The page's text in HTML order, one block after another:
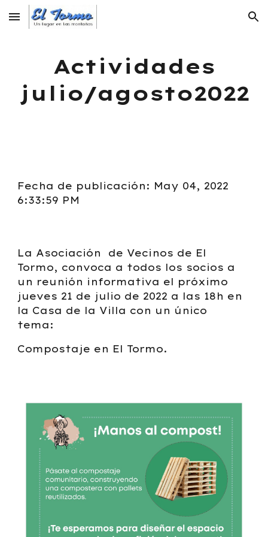
Skip to main content Skip to navigation
Actividades
julio/agosto2022
Fecha de publicación: May 04, 2022
6:33:59 PM
La Asociación de Vecinos de El
Tormo, convoca a todos los socios a
un reunión informativa el próximo
jueves 21 de julio de 2022 a las 18h en
la Casa de la Villa con un único
tema:
Compostaje en El Tormo.